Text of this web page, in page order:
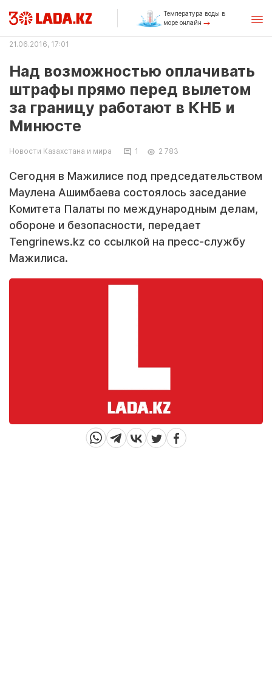
Температура воды в
море онлайн
21.06.2016, 17:01
Над возможностью оплачивать
штрафы прямо перед вылетом
за границу работают в КНБ и
Минюсте
Новости Казахстана и мира 1 2 783
Сегодня в Мажилисе под председательством
Маулена Ашимбаева состоялось заседание
Комитета Палаты по международным делам,
обороне и безопасности, передает
Tengrinews.kz со ссылкой на пресс-службу
Мажилиса.